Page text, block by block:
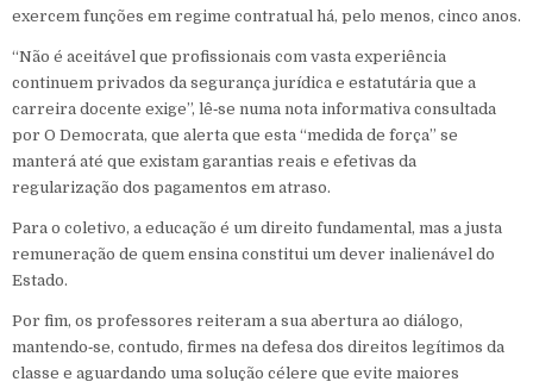
exercem funções em regime contratual há, pelo menos, cinco anos.
“Não é aceitável que profissionais com vasta experiência
continuem privados da segurança jurídica e estatutária que a
carreira docente exige”, lê‑se numa nota informativa consultada
por O Democrata, que alerta que esta “medida de força” se
manterá até que existam garantias reais e efetivas da
regularização dos pagamentos em atraso.
Para o coletivo, a educação é um direito fundamental, mas a justa
remuneração de quem ensina constitui um dever inalienável do
Estado.
Por fim, os professores reiteram a sua abertura ao diálogo,
mantendo‑se, contudo, firmes na defesa dos direitos legítimos da
classe e aguardando uma solução célere que evite maiores